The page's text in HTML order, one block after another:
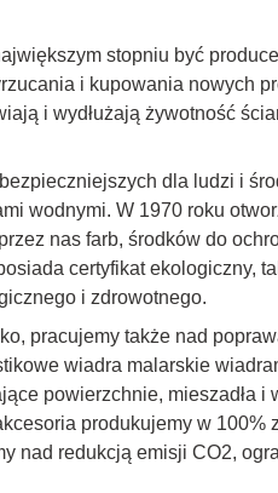
stopniu być
i kupowania nowych
i wydłużają żywotność
dla ludzi i
wodnymi. W 1970 roku
nas farb, środków do
certyfikat ekologiczny,
i zdrowotnego.
pracujemy także nad
wiadra malarskie
powierzchnie, mieszadła
produkujemy w 100%
nad redukcją emisji CO2,